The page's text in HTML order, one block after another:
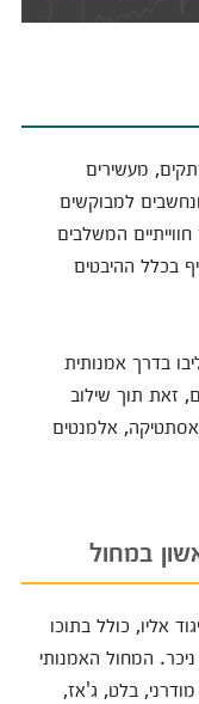
מעשירים
ונחשבים למבוקשים
המשלבים
בכלל ההיבטים
בדרך אמנותית
זאת תוך שילוב
אסתטיקה, אלמנטים
במחול
אליו, כולל בתוכו
המחול האמנותי
מודרני, בלט, ג'אז,